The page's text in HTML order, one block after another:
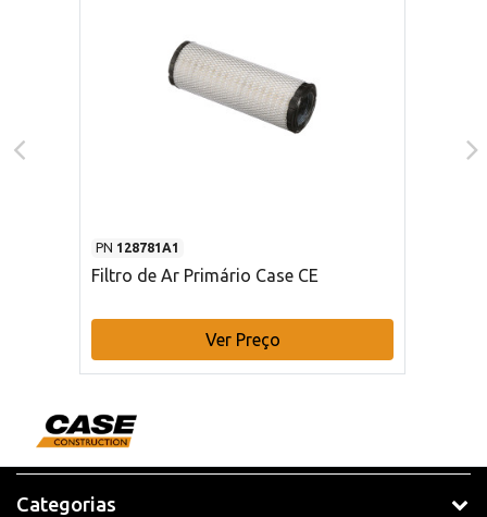
PN 128781A1
Filtro de Ar Primário Case CE
Ver Preço
Categorias